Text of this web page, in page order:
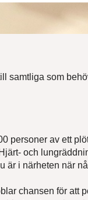
samtliga som
personer av ett
och
är i närheten när
chansen för att